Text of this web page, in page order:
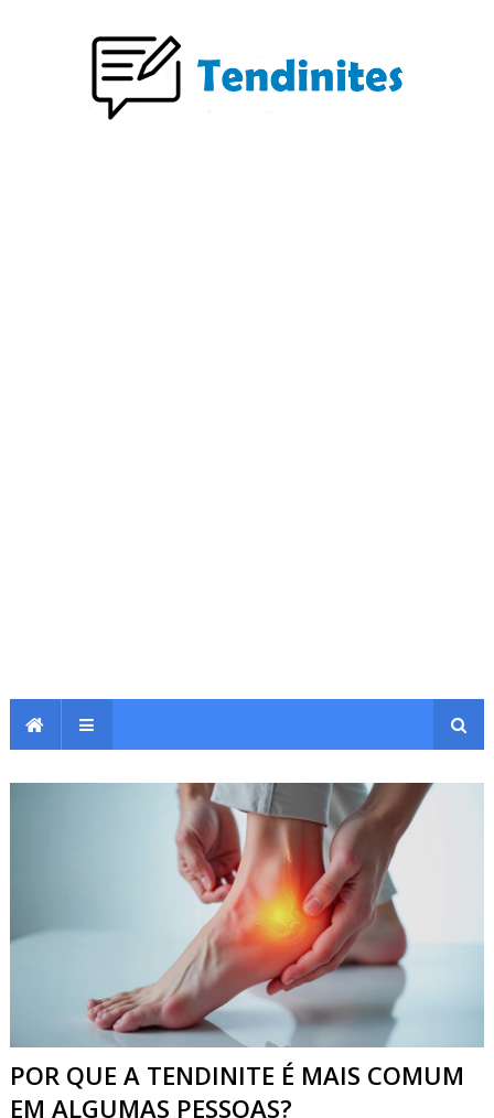
POR QUE A TENDINITE É MAIS COMUM
EM ALGUMAS PESSOAS?